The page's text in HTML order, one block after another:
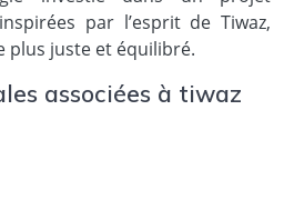
par l’esprit de Tiwaz,
plus juste et équilibré.
associées à tiwaz